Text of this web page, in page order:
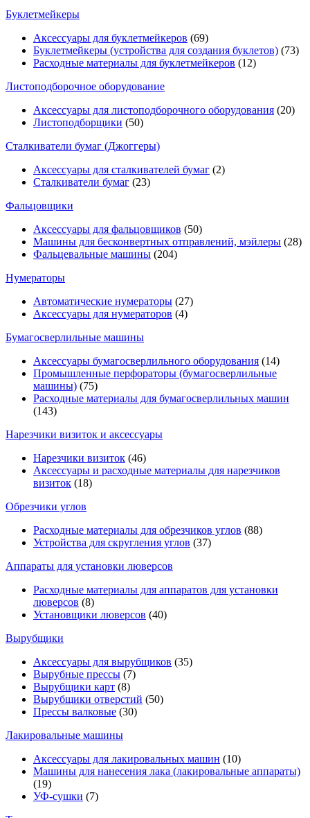
Буклетмейкеры
Аксессуары для буклетмейкеров (69)
Буклетмейкеры (устройства для создания буклетов) (73)
Расходные материалы для буклетмейкеров (12)
Листоподборочное оборудование
Аксессуары для листоподборочного оборудования (20)
Листоподборщики (50)
Сталкиватели бумаг (Джоггеры)
Аксессуары для сталкивателей бумаг (2)
Сталкиватели бумаг (23)
Фальцовщики
Аксессуары для фальцовщиков (50)
Машины для бесконвертных отправлений, мэйлеры (28)
Фальцевальные машины (204)
Нумераторы
Автоматические нумераторы (27)
Аксессуары для нумераторов (4)
Бумагосверлильные машины
Аксессуары бумагосверлильного оборудования (14)
Промышленные перфораторы (бумагосверлильные
машины) (75)
Расходные материалы для бумагосверлильных машин
(143)
Нарезчики визиток и аксессуары
Нарезчики визиток (46)
Аксессуары и расходные материалы для нарезчиков
визиток (18)
Обрезчики углов
Расходные материалы для обрезчиков углов (88)
Устройства для скругления углов (37)
Аппараты для установки люверсов
Расходные материалы для аппаратов для установки
люверсов (8)
Установщики люверсов (40)
Вырубщики
Аксессуары для вырубщиков (35)
Вырубные прессы (7)
Вырубщики карт (8)
Вырубщики отверстий (50)
Прессы валковые (30)
Лакировальные машины
Аксессуары для лакировальных машин (10)
Машины для нанесения лака (лакировальные аппараты)
(19)
УФ-сушки (7)